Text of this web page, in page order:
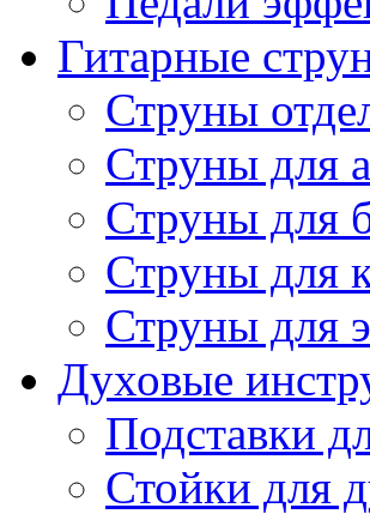
Гитарные
Струны
Струны для
Струны для
Струны для
Струны для
Духовые
Подставки
Стойки для